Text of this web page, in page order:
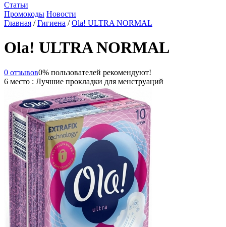
Статьи
Промокоды Новости
Главная /Гигиена /Ola! ULTRA NORMAL
Ola! ULTRA NORMAL
0 отзывов0% пользователей рекомендуют!
6 место : Лучшие прокладки для менструаций